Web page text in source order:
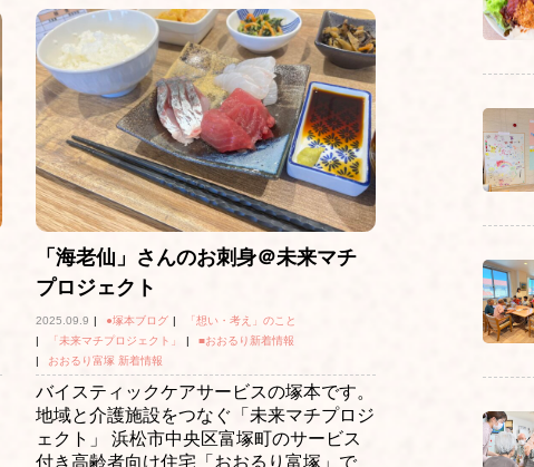
「海老仙」さんのお刺身＠未来マチ
プロジェクト
2025.09.9 | ●塚本ブログ |
「想い・考え」のこと
|
「未来マチプロジェクト」 |
■おおるり新着情報
|
おおるり富塚 新着情報
バイスティックケアサービスの塚本です。
地域と介護施設をつなぐ「未来マチプロジ
ェクト」 浜松市中央区富塚町のサービス
付き高齢者向け住宅「おおるり富塚」で